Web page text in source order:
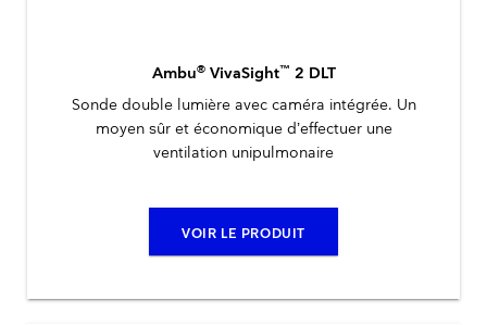
Ambu®VivaSight™ 2 DLT
Sonde double lumière avec caméra intégrée. Un
moyen sûr et économique d’effectuer une
ventilation unipulmonaire
VOIR LE PRODUIT